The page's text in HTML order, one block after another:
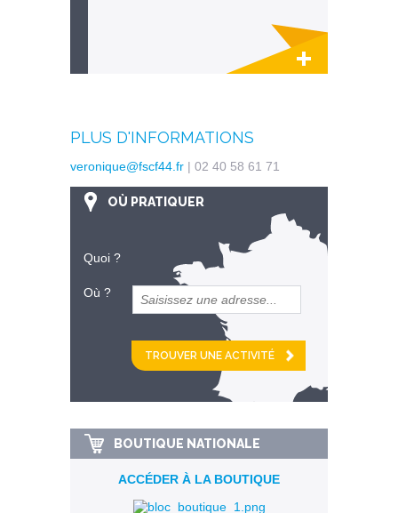
PLUS D'INFORMATIONS
veronique@fscf44.fr | 02 40 58 61 71
OÙ PRATIQUER
Quoi ?
Où ?
et
km alentour
BOUTIQUE NATIONALE
ACCÉDER À LA BOUTIQUE